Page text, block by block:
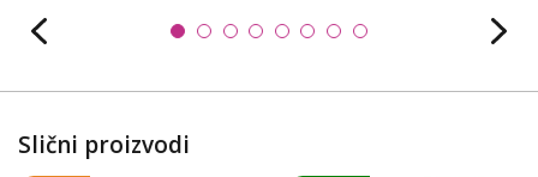
Slični proizvodi